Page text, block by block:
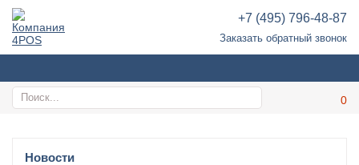
+7 (495) 796-48-87
Заказать обратный звонок
Новости